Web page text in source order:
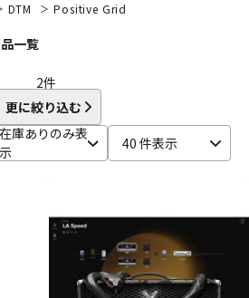
パーカッション
DTM Positive Grid
一覧
2件
更に絞り込む
在庫ありのみ表
示
40 件表示